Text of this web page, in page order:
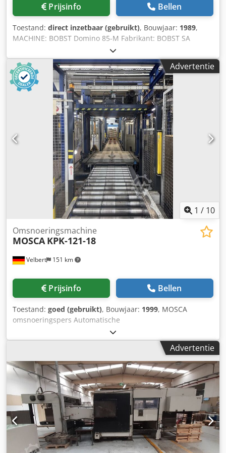
over de gehele breedte: ~6000 mm Totale hoogte
Spanning: 400 V, 3 F, 50 Hz Luchtverbruik: 6 bar Uitrusting
in centraal magazijn Helmstedt met dichtstbijzijnde
luchthavens: Hannover (~1,5 uur), Leipzig (~2 uur), Berlijn
(~2,5 uur) Conditie: schoongemaakt en in werkende staat
Beschikbare machine: op verzoek [...]
Prijsinfo Bellen
Toestand: direct inzetbaar (gebruikt), Bouwjaar: 1989,
MACHINE: BOBST Domino 85-M Fabrikant: BOBST SA
Modelnummer: Domino 85-M Machinetype: Vouw- en
lijmmachine Bouwjaar: 1989 Machineformaat: 850 x 800
mm Technische specificaties: Verwerkbaar karton tot 700
g/m² Golfkarton tot B-golf Maximale materiaaldikte: 15 mm
Formaten standaarddozen (uitgevouwen plano): Maximale
breedte 850 mm, Minimale breedte 56 mm, Maximale
lengte 800 mm, Minimale lengte 60 mm Aandrijfsysteem:
kruipsnelheid 8 m/min Dcedpfx Ahjx S Uuyohok
Werksnelheid: 20 – 400 m/min Crashlock-bodemsysteem
Speciale uitvoering voor 4/6-punts hoekverlijming HHS
lijmsysteem met 3 lijmkoppen 2 lijmpunten-
schijvensysteem Bandpers-systeem bij uitvoer
Hoofdmotor: 21 kW Afmetingen: Lengte 14.120 mm;
Breedte 2.200 mm Gewicht: 7.000 – 10.000 kg
Advertentie
1 / 10
Velbert 151 km
Omsnoeringsmachine
MOSCA KPK-121-18
Prijsinfo Bellen
Toestand: goed (gebruikt), Bouwjaar: 1999, MOSCA
omsnoeringspers Automatische
palletomsnoeringsmachine, model KPK-121-18 Bouwjaar:
1999 Het besturingssysteem is S7. Dodpfxjq Svgko Ahhjck
omsnoeringskoppen. De pers beschikt over een
beloopbare rollenbaan met draaikruis. Afmetingen
bezetting inclusief pallet: Lengte: 1.200 mm Breedte: 1.200
mm Hoogte min. 500 mm maximaal 1600 mm Technische
gegevens: Traploos instelbare riemspanning: 200 – 2.000 N
Bandgeleidingssnelheid: 4,6 m/s Type sluiting:
wrijvingslassluiting Afmetingen bedieningspaneel: Breedte
= 1.200 m, diepte = 650 mm, hoogte = 850 mm Afmetingen
verpakkingspers: Max. stahoogte: 1.600 mm Max.
Advertentie